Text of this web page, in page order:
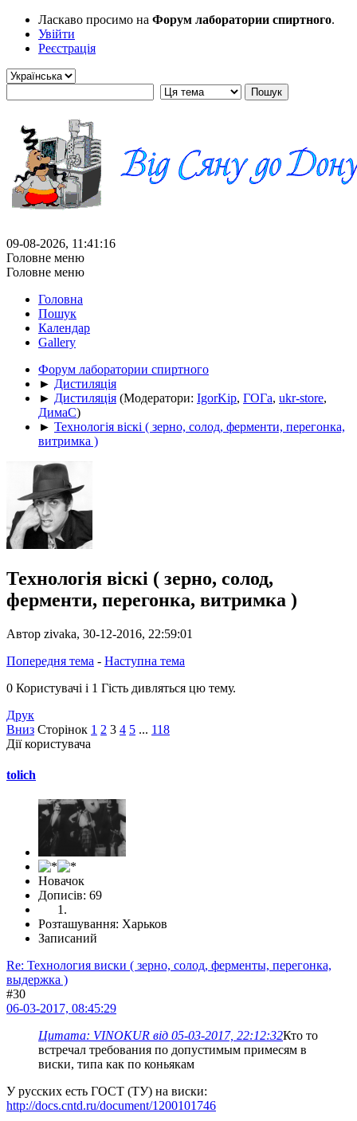
Ласкаво просимо на Форум лаборатории спиртного.
Увійти
Реєстрація
09-08-2026, 11:41:16
Головне меню
Головне меню
Головна
Пошук
Календар
Gallery
Форум лаборатории спиртного
► Дистиляція
► Дистиляція (Модератори: IgorKip, ГОГа, ukr-store,
ДимаС)
► Технологія віскі ( зерно, солод, ферменти, перегонка,
витримка )
Технологія віскі ( зерно, солод,
ферменти, перегонка, витримка )
Автор zivaka, 30-12-2016, 22:59:01
Попередня тема - Наступна тема
0 Користувачі і 1 Гість дивляться цю тему.
Друк
Вниз Сторінок 1 2 3 4 5 ... 118
Дії користувача
tolich
Новачок
Дописів: 69
Розташування: Харьков
Записаний
Re: Технология виски ( зерно, солод, ферменты, перегонка,
выдержка )
#30
06-03-2017, 08:45:29
Цитата: VINOKUR від 05-03-2017, 22:12:32Кто то
встречал требования по допустимым примесям в
виски, типа как по коньякам
У русских есть ГОСТ (ТУ) на виски:
http://docs.cntd.ru/document/1200101746